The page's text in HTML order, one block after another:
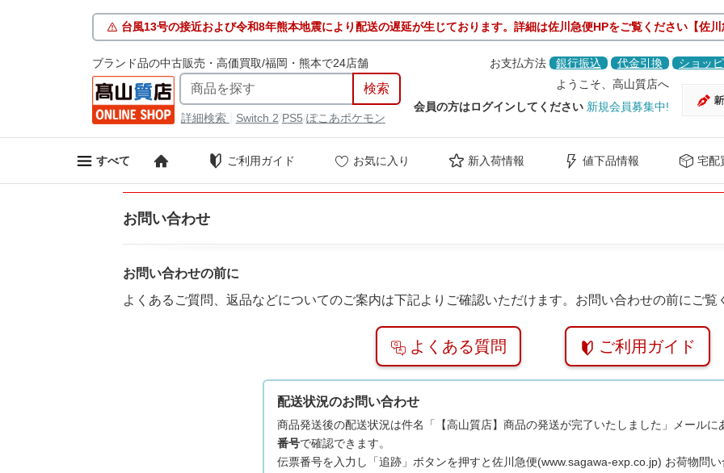
台風13号の接近および令和8年熊本地震により配送の遅延が生じております。詳細は佐川急便HPをご覧ください【佐川
ブランド品の中古販売・高価買取/福岡・熊本で24店舗 お支払方法 銀行振込 代金引換 ショッ
詳細検索 Switch 2 PS5 ぽこあポケモン
ようこそ、高山質店へ
会員の方はログインしてください 新規会員募集中!
すべて ご利用ガイド お気に入り 新入荷情報 値下品情報 宅配
お問い合わせ
お問い合わせの前に
よくあるご質問、返品などについてのご案内は下記よりご確認いただけます。お問い合わせの前にご覧
よくある質問 ご利用ガイド
配送状況のお問い合わせ
商品発送後の配送状況は件名「【高山質店】商品の発送が完了いたしました」メールに
番号で確認できます。
伝票番号を入力し「追跡」ボタンを押すと佐川急便(www.sagawa-exp.co.jp) お荷物問い